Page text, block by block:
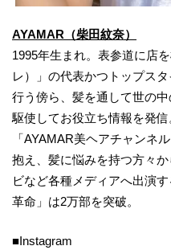
AYAMAR（柴田紋奈）
1995年生まれ。表参道に店
レ）」の代表かつトップス
行う傍ら、髪を通して世の
駆使してお役立ち情報を発
「AYAMAR美ヘアチャンネ
抱え、髪に悩みを持つ方々
ビなど各種メディアへ出演
革命」は2万部を突破。
■Instagram